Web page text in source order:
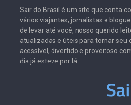
Sair do Brasil é um site que conta
vários viajantes, jornalistas e
de levar até você, nosso querido
atualizadas e úteis para tornar seu
acessível, divertido e proveitoso
dia já esteve por lá.